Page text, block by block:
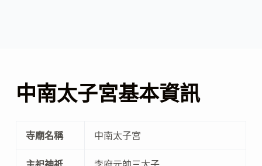
中南太子宮基本資訊
寺廟名稱 中南太子宮